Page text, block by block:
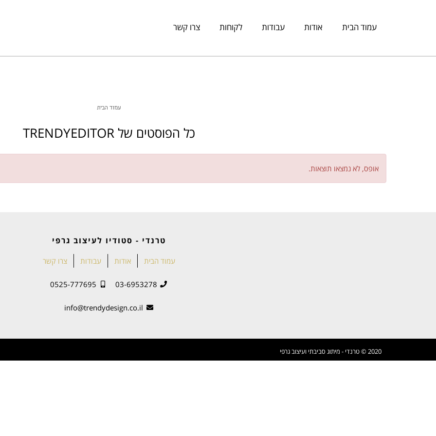
עמוד הבית אודות עבודות לקוחות צרו קשר
עמוד הבית
כל הפוסטים שלTRENDYEDITOR
אופס, לא נמצאו תוצאות.
טרנדי - סטודיו לעיצוב גרפי
עמוד הבית אודות עבודות צרו קשר
03-6953278
0525-777695
info@trendydesign.co.il
2020 © טרנדי - מיתוג סביבתי ועיצוב גרפי